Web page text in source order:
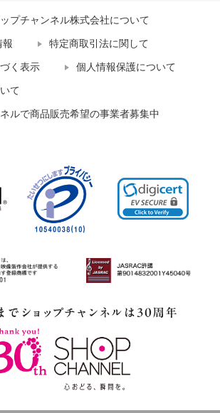
プチャンネル株式会社について
報 特定商取引法に関して
く表示 個人情報保護について
て
ルで商品販売希望の事業者募集中